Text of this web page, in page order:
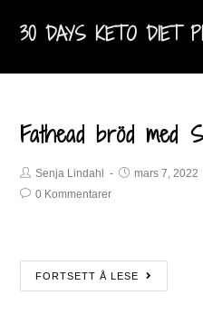
30 DAYS KETO DIET
Fathead bröd med
Senja Lindahl mars 7, 2022
0 Kommentarer
FORTSETT Å LESE